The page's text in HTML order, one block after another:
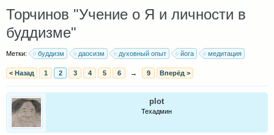
Торчинов "Учение о Я и личности в
буддизме"
Метки: буддизм даосизм духовный опыт йога медитация
< Назад 1 2 3 4 5 6 → 9 Вперёд >
plot
Техадмин